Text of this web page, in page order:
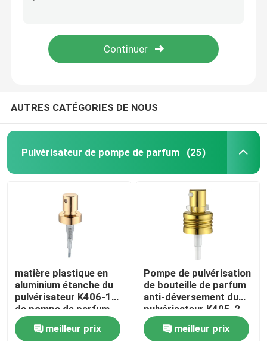
Pompe de distributeur de lotion
Pompe de solvant de vernis à ongles
bouteille privée d'air de pompe
Pulvérisateur de carte de crédit
Pen Perfume Spray
AUTRES CATÉGORIES DE NOUS
Pulvérisateur de pompe de parfum (25)
matière plastique en
aluminium étanche du
pulvérisateur K406-1
de pompe de parfum
de 12/20mm
meilleur prix
Pompe de pulvérisation
de bouteille de parfum
anti-déversement du
pulvérisateur K405-2
de brouillard fin d'or
durablemeilleur prix